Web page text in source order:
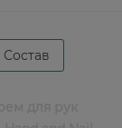
Состав